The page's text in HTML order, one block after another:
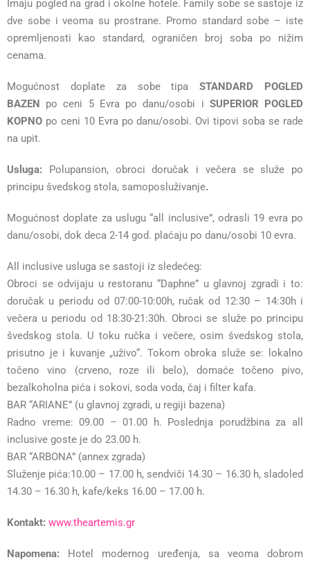
Imaju pogled na grad i okolne hotele. Family sobe se sastoje iz
dve sobe i veoma su prostrane. Promo standard sobe – iste
opremljenosti kao standard, ograničen broj soba po nižim
cenama.
Mogućnost doplate za sobe tipaSTANDARD POGLED
BAZEN
po ceni 5 Evra po danu/osobi i SUPERIOR POGLED
KOPNO po ceni 10 Evra po danu/osobi. Ovi tipovi soba se rade
na upit.
Usluga:
Polupansion, obroci doručak i večera se služe po
principu švedskog stola, samoposluživanje.
Mogućnost doplate za uslugu “all inclusive”, odrasli 19 evra po
danu/osobi, dok deca 2-14 god. plaćaju po danu/osobi 10 evra.
All inclusive usluga se sastoji iz sledećeg:
Obroci se odvijaju u restoranu “Daphne” u glavnoj zgradi i to:
doručak u periodu od 07:00-10:00h, ručak od 12:30 – 14:30h i
večera u periodu od 18:30-21:30h. Obroci se služe po principu
švedskog stola. U toku ručka i večere, osim švedskog stola,
prisutno je i kuvanje „uživo“. Tokom obroka služe se: lokalno
točeno vino (crveno, roze ili belo), domaće točeno pivo,
bezalkoholna pića i sokovi, soda voda, čaj i filter kafa.
BAR “ARIANE” (u glavnoj zgradi, u regiji bazena)
Radno vreme: 09.00 – 01.00 h. Poslednja porudžbina za all
inclusive goste je do 23.00 h.
BAR “ARBONA” (annex zgrada)
Služenje pića:10.00 – 17.00 h, sendviči 14.30 – 16.30 h, sladoled
14.30 – 16.30 h, kafe/keks 16.00 – 17.00 h.
Kontakt: www.theartemis.gr
Napomena:
Hotel modernog uređenja, sa veoma dobrom